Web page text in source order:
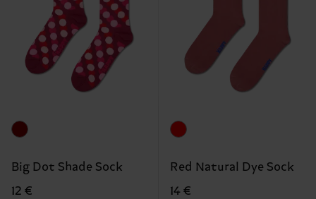
Big Dot Shade Sock
12 €
Red Natural Dye Sock
14 €